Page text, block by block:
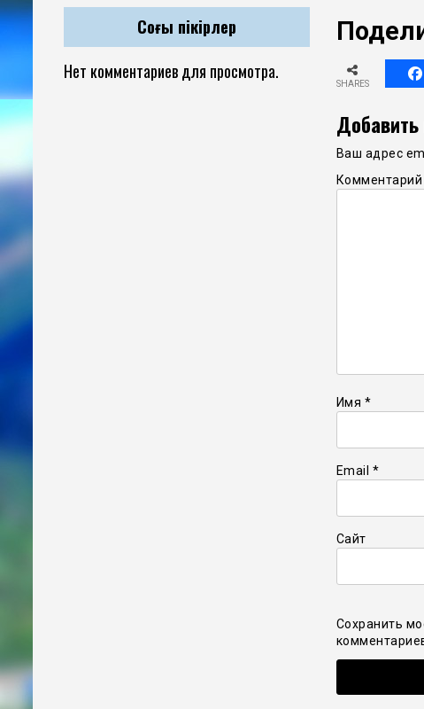
SHARES
Ваш адрес
Комментарий
Имя *
Email *
Сайт
Сохранить
Соңғы пікірлер
Нет комментариев для просмотра.